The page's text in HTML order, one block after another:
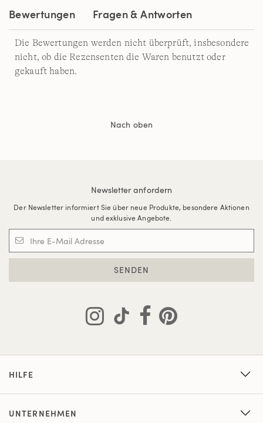
Bewertungen Fragen & Antworten
Die Bewertungen werden nicht überprüft, insbesondere
nicht, ob die Rezensenten die Waren benutzt oder
gekauft haben.
Nach oben
Newsletter anfordern
Der Newsletter informiert Sie über neue Produkte, besondere Aktionen
und exklusive Angebote.
SENDEN
HILFE
UNTERNEHMEN